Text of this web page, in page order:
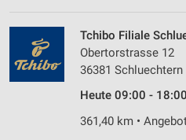
Tchibo Filiale
Obertorstrasse 12
36381 Schluechtern
Heute 09:00 -
361,40 km •